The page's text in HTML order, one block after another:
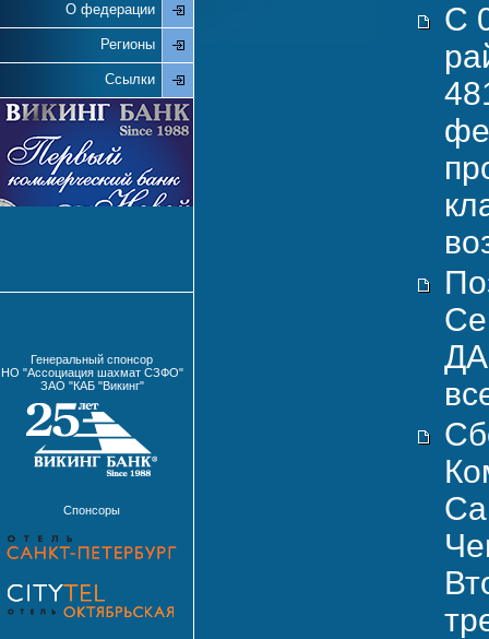
О федерации
Регионы
Ссылки
Генеральный спонсор
НО "Ассоциация шахмат СЗФО"
ЗАО "КАБ "Викинг"
Спонсоры
С